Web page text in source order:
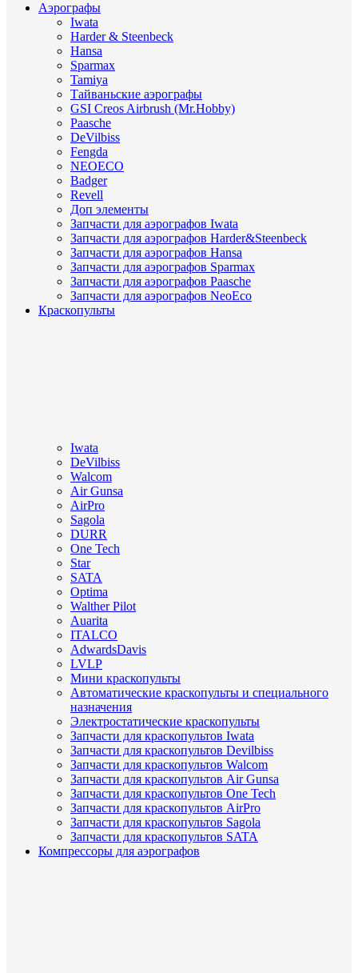
Аэрографы
Iwata
Harder & Steenbeck
Hansa
Sparmax
Tamiya
Тайваньские аэрографы
GSI Creos Airbrush (Mr.Hobby)
Paasche
DeVilbiss
Fengda
NEOECO
Badger
Revell
Доп элементы
Запчасти для аэрографов Iwata
Запчасти для аэрографов Harder&Steenbeck
Запчасти для аэрографов Hansa
Запчасти для аэрографов Sparmax
Запчасти для аэрографов Paasche
Запчасти для аэрографов NeoEco
Краскопульты
Iwata
DeVilbiss
Walcom
Air Gunsa
AirPro
Sagola
DURR
One Tech
Star
SATA
Optima
Walther Pilot
Auarita
ITALCO
AdwardsDavis
LVLP
Мини краскопульты
Автоматические краскопульты и специального
назначения
Электростатические краскопульты
Запчасти для краскопультов Iwata
Запчасти для краскопультов Devilbiss
Запчасти для краскопультов Walcom
Запчасти для краскопультов Air Gunsa
Запчасти для краскопультов One Tech
Запчасти для краскопультов AirPro
Запчасти для краскопультов Sagola
Запчасти для краскопультов SATA
Компрессоры для аэрографов